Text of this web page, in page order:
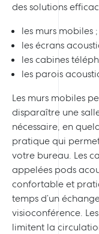
des solutions
les murs mobiles ;
les écrans
les cabines
les parois
Les murs mobiles
disparaître une
nécessaire, en
pratique qui
votre bureau. Les
appelées pods
confortable et
temps d’un
visioconférence.
limitent la